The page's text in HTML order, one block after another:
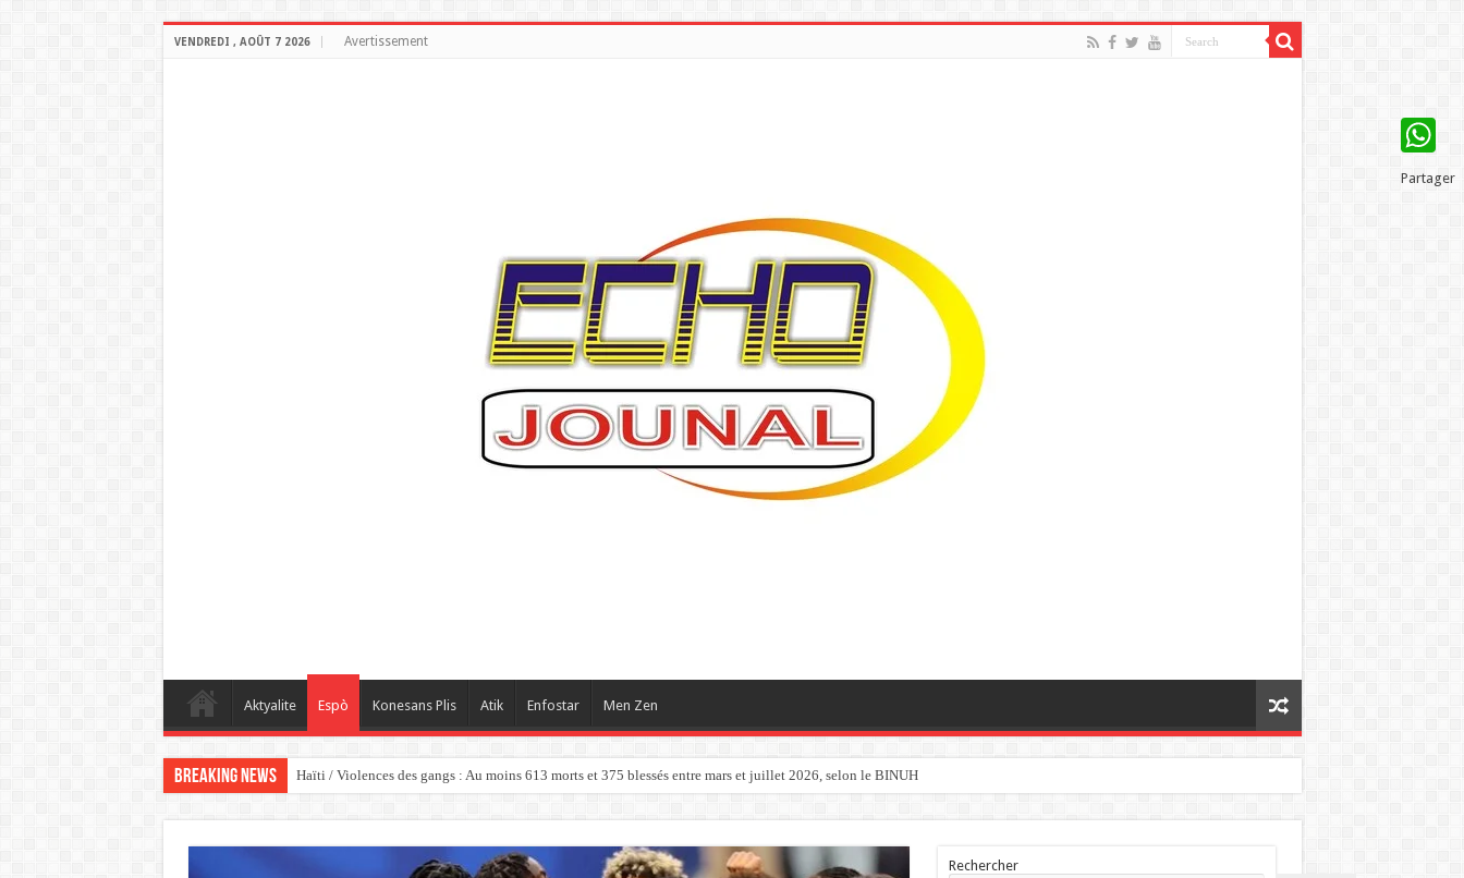
VENDREDI , AOÛT 7 2026 Avertissement
Aktyalite Espò Konesans Plis Atik Enfostar Men Zen
Breaking News Haïti / Violences des gangs : Au moins 613 morts et 375 blessés entre mars et juillet 2026, selon le BINUH
Rechercher
WhatsApp
Partager